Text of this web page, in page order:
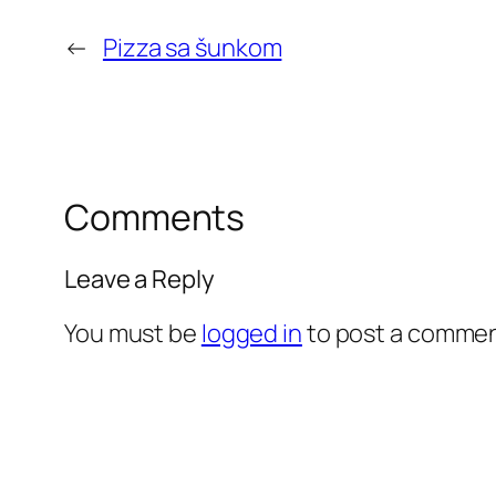
← Pizza sa šunkom
Comments
Leave a Reply
You must be logged into post a